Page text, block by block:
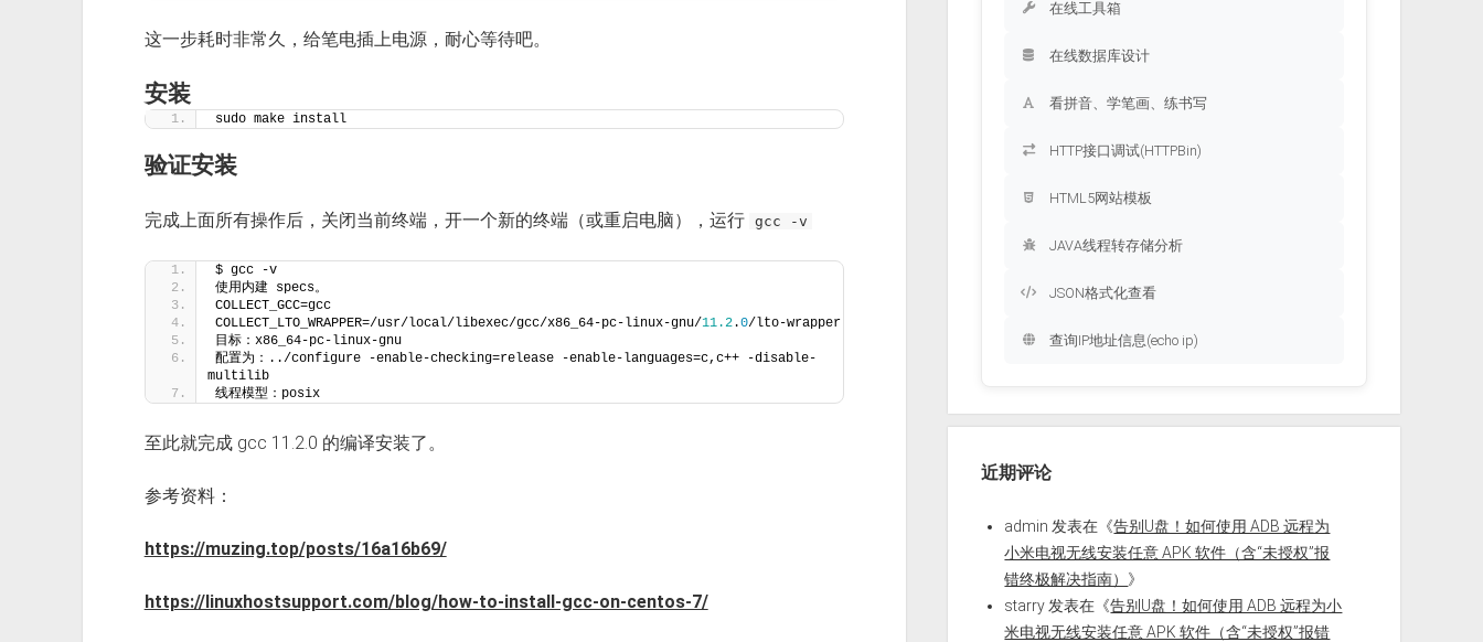
这一步耗时非常久，给笔电插上电源，耐心等待吧。
安装
sudo make install
验证安装
完成上面所有操作后，关闭当前终端，开一个新的终端（或重启电脑），运行 gcc -v
$ gcc -v
使用内建 specs。
COLLECT_GCC=gcc
COLLECT_LTO_WRAPPER=/usr/local/libexec/gcc/x86_64-pc-linux-gnu/11.2.0/lto-wrapper
目标：x86_64-pc-linux-gnu
配置为：../configure -enable-checking=release -enable-languages=c,c++ -disable-
multilib
线程模型：posix
至此就完成 gcc 11.2.0 的编译安装了。
参考资料：
https://muzing.top/posts/16a16b69/
https://linuxhostsupport.com/blog/how-to-install-gcc-on-centos-7/
在线工具箱
在线数据库设计
看拼音、学笔画、练书写
HTTP接口调试(HTTPBin)
HTML5网站模板
JAVA线程转存储分析
JSON格式化查看
查询IP地址信息(echo ip)
近期评论
admin 发表在《告别U盘！如何使用 ADB 远程为
小米电视无线安装任意 APK 软件（含“未授权”报
错终极解决指南） 》
starry 发表在《告别U盘！如何使用 ADB 远程为小
米电视无线安装任意 APK 软件（含“未授权”报错